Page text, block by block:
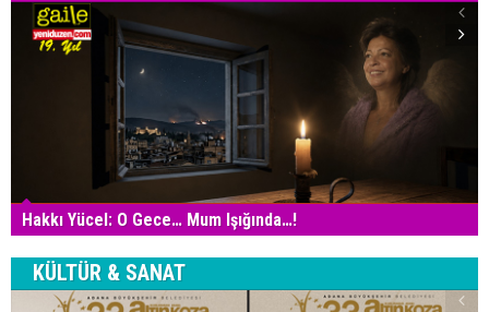
Hakkı Yücel: O Gece… Mum Işığında…!
KÜLTÜR & SANAT